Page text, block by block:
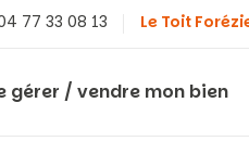
77 33 08 13 Le Toit
gérer / vendre mon bien